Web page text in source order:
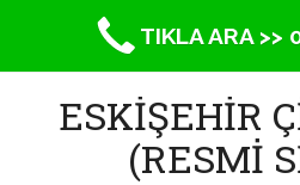
ESKIŞEHIR
(RESMİ
TIKLA ARA >>